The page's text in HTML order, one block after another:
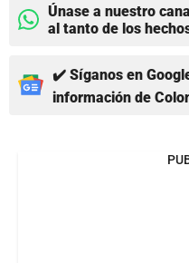
Únase a nuestro
al tanto de los
✔️ Síganos en
información de